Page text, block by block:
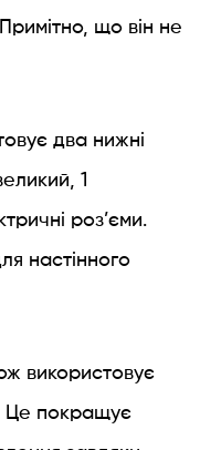
що він не
два нижні
1
роз’єми.
настінного
використовує
Це покращує